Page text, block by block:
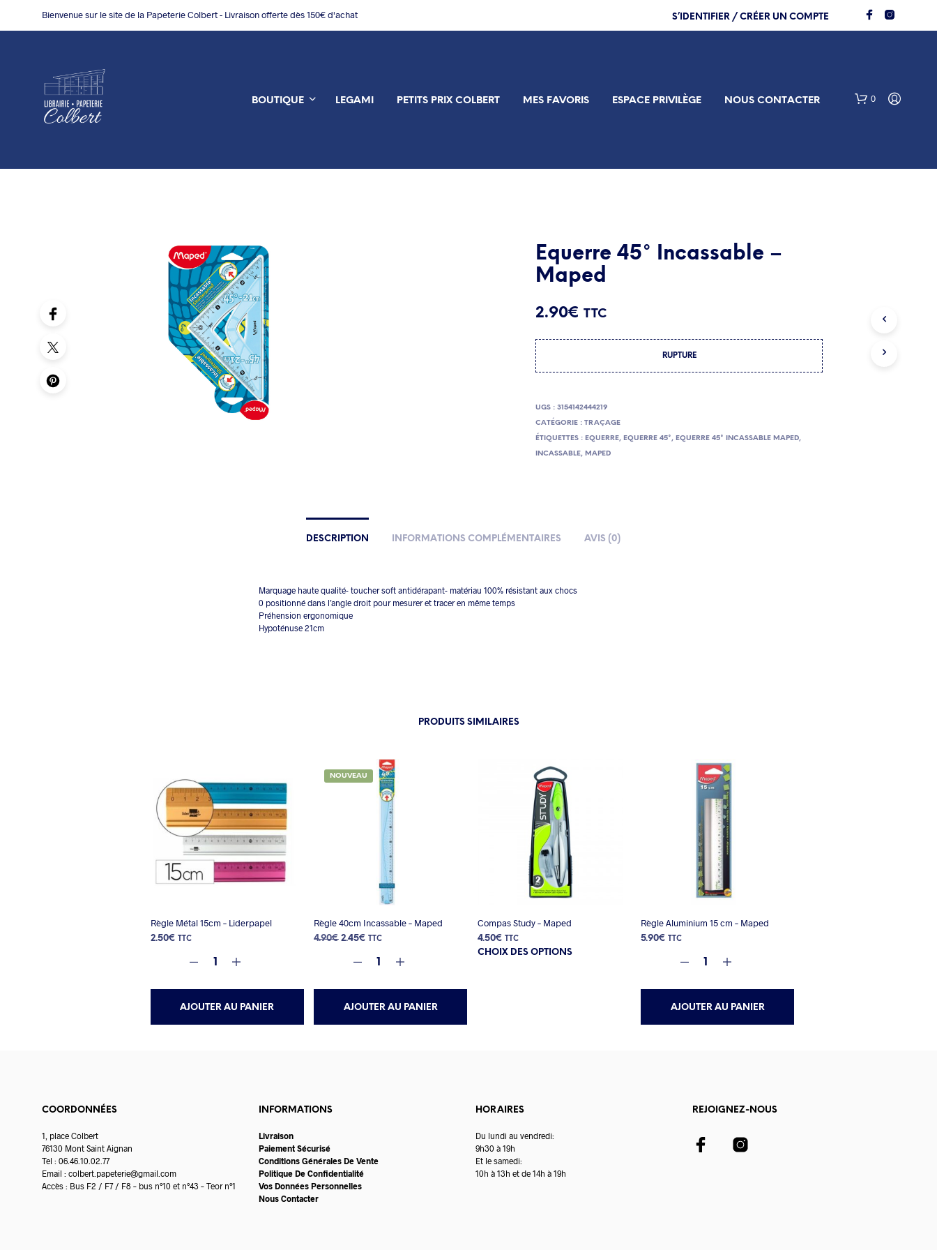
Bienvenue sur le site de la Papeterie Colbert - Livraison offerte dès 150€ d'achat S’IDENTIFIER / CRÉER UN COMPTE
BOUTIQUE LEGAMI PETITS PRIX COLBERT MES FAVORIS ESPACE PRIVILÈGE NOUS CONTACTER 0
Equerre 45° Incassable –
Maped
2.90€ TTC
RUPTURE
UGS :3154142444219
CATÉGORIE :TRAÇAGE
ÉTIQUETTES : EQUERRE, EQUERRE 45°, EQUERRE 45° INCASSABLE MAPED,
INCASSABLE, MAPED
DESCRIPTION INFORMATIONS COMPLÉMENTAIRES AVIS (0)
Marquage haute qualité- toucher soft antidérapant- matériau 100% résistant aux chocs
0 positionné dans l’angle droit pour mesurer et tracer en même temps
Préhension ergonomique
Hypoténuse 21cm
PRODUITS SIMILAIRES
Règle Métal 15cm – Liderpapel
2.50€ TTC
AJOUTER AU PANIER
NOUVEAU
Règle 40cm Incassable – Maped
4.90€ Le
initial
4.90€.
2.45€ Le
actuel
2.45€.
TTC
AJOUTER AU PANIER
Compas Study – Maped
4.50€ TTC
CHOIX DES OPTIONSCe
Règle Aluminium 15 cm – Maped
5.90€ TTC
AJOUTER AU PANIER
COORDONNÉES
1, place Colbert
76130 Mont Saint Aignan
Tel : 06.46.10.02.77
Email : colbert.papeterie@gmail.com
Accès : Bus F2 / F7 / F8 – bus n°10 et n°43 – Teor n°1
INFORMATIONS
Livraison
Paiement Sécurisé
Conditions Générales De Vente
Politique De Confidentialité
Vos Données Personnelles
Nous Contacter
HORAIRES
Du lundi au vendredi:
9h30 à 19h
Et le samedi:
10h à 13h et de 14h à 19h
REJOIGNEZ-NOUS